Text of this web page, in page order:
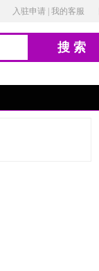
入驻申请 我的客服
搜索